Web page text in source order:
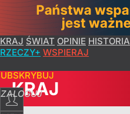
KRAJ ŚWIAT OPINIE HISTORIA
RZECZY+ WSPIERAJ
ZALOGUJ
KRAJ